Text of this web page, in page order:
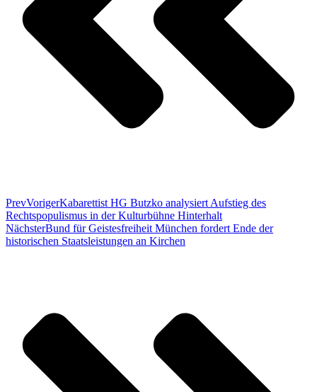
PrevVorigerKabarettist HG Butzko analysiert Aufstieg des
Rechtspopulismus in der Kulturbühne Hinterhalt
NächsterBund für Geistesfreiheit München fordert Ende der
historischen Staatsleistungen an Kirchen